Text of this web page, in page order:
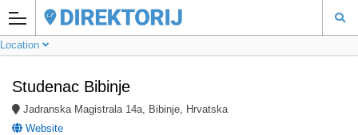
Location
Studenac Bibinje
Jadranska Magistrala 14a, Bibinje, Hrvatska
Website